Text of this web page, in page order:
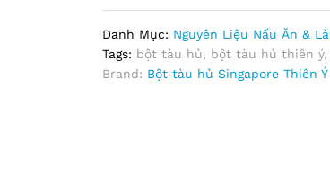
Ý
(TÀU
PHỚ)
Danh Mục: Nguyên Liệu Nấu Ăn &
Tags: bột tàu hủ, bột tàu hủ thiên ý
Brand: Bột tàu hủ Singapore Thiên Ý